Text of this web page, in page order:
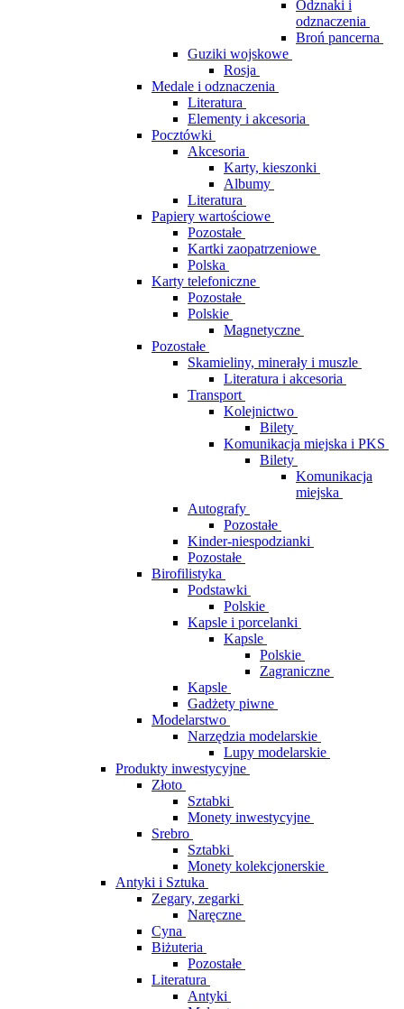
Odznaki i
odznaczenia
Broń pancerna
Guziki wojskowe
Rosja
Medale i odznaczenia
Literatura
Elementy i akcesoria
Pocztówki
Akcesoria
Karty, kieszonki
Albumy
Literatura
Papiery wartościowe
Pozostałe
Kartki zaopatrzeniowe
Polska
Karty telefoniczne
Pozostałe
Polskie
Magnetyczne
Pozostałe
Skamieliny, minerały i muszle
Literatura i akcesoria
Transport
Kolejnictwo
Bilety
Komunikacja miejska i PKS
Bilety
Komunikacja
miejska
Autografy
Pozostałe
Kinder-niespodzianki
Pozostałe
Birofilistyka
Podstawki
Polskie
Kapsle i porcelanki
Kapsle
Polskie
Zagraniczne
Kapsle
Gadżety piwne
Modelarstwo
Narzędzia modelarskie
Lupy modelarskie
Produkty inwestycyjne
Złoto
Sztabki
Monety inwestycyjne
Srebro
Sztabki
Monety kolekcjonerskie
Antyki i Sztuka
Zegary, zegarki
Naręczne
Cyna
Biżuteria
Pozostałe
Literatura
Antyki